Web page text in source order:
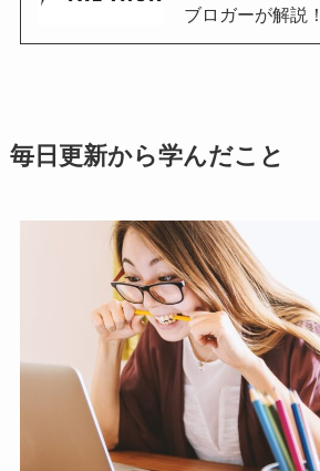
ブロガーが解説！
毎日更新から学んだこと